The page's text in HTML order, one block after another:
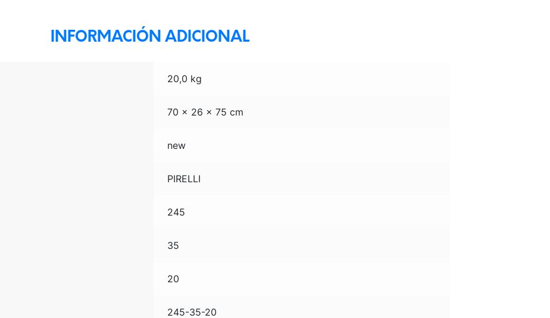
INFORMACIÓN ADICIONAL
20,0 kg
70 × 26 × 75 cm
new
PIRELLI
245
35
20
245-35-20